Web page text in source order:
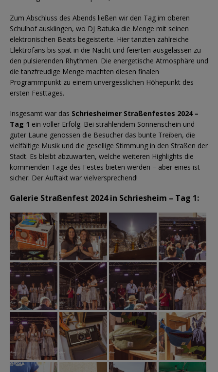
Zum Abschluss des Abends ließen wir den Tag im oberen
Schulhof ausklingen, wo DJ Batuka die Menge mit seinen
elektronischen Beats begeisterte. Hier tanzten zahlreiche
Elektrofans bis spät in die Nacht und feierten ausgelassen zu
den pulsierenden Rhythmen. Die energetische Atmosphäre und
die tanzfreudige Menge machten diesen finalen
Programmpunkt zu einem unvergesslichen Höhepunkt des
ersten Festtages.
Insgesamt war das Schriesheimer Straßenfestes 2024 –
Tag 1 ein voller Erfolg. Bei strahlendem Sonnenschein und
guter Laune genossen die Besucher das bunte Treiben, die
vielfältige Musik und die gesellige Stimmung in den Straßen der
Stadt. Es bleibt abzuwarten, welche weiteren Highlights die
kommenden Tage des Festes bieten werden – aber eines ist
sicher: Der Auftakt war vielversprechend!
Galerie Straßenfest 2024 in Schriesheim – Tag 1: